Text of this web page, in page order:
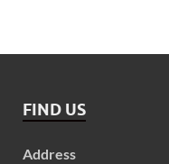
FIND US
Address